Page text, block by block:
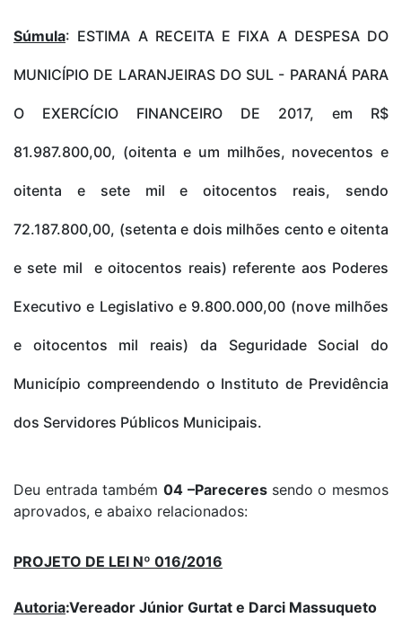
Súmula: ESTIMA A RECEITA E FIXA A DESPESA DO
MUNICÍPIO DE LARANJEIRAS DO SUL - PARANÁ PARA
O EXERCÍCIO FINANCEIRO DE 2017, em R$
81.987.800,00, (oitenta e um milhões, novecentos e
oitenta e sete mil e oitocentos reais, sendo
72.187.800,00, (setenta e dois milhões cento e oitenta
e sete mil e oitocentos reais) referente aos Poderes
Executivo e Legislativo e 9.800.000,00 (nove milhões
e oitocentos mil reais) da Seguridade Social do
Município compreendendo o Instituto de Previdência
dos Servidores Públicos Municipais.
Deu entrada também04 –Pareceres sendo o mesmos
aprovados, e abaixo relacionados:
PROJETO DE LEI Nº 016/2016
Autoria:Vereador Júnior Gurtat e Darci Massuqueto